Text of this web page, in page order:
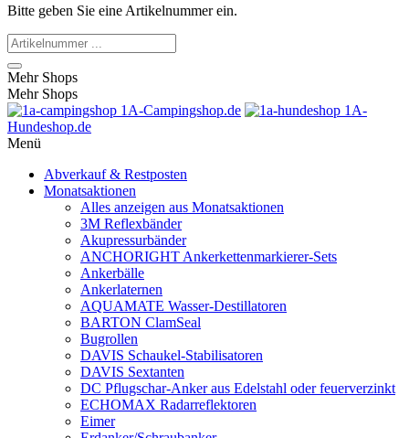
Bitte geben Sie eine Artikelnummer ein.
Mehr Shops
Mehr Shops
1A-Campingshop.de
1A-
Hundeshop.de
Menü
Abverkauf & Restposten
Monatsaktionen
Alles anzeigen aus Monatsaktionen
3M Reflexbänder
Akupressurbänder
ANCHORIGHT Ankerkettenmarkierer-Sets
Ankerbälle
Ankerlaternen
AQUAMATE Wasser-Destillatoren
BARTON ClamSeal
Bugrollen
DAVIS Schaukel-Stabilisatoren
DAVIS Sextanten
DC Pflugschar-Anker aus Edelstahl oder feuerverzinkt
ECHOMAX Radarreflektoren
Eimer